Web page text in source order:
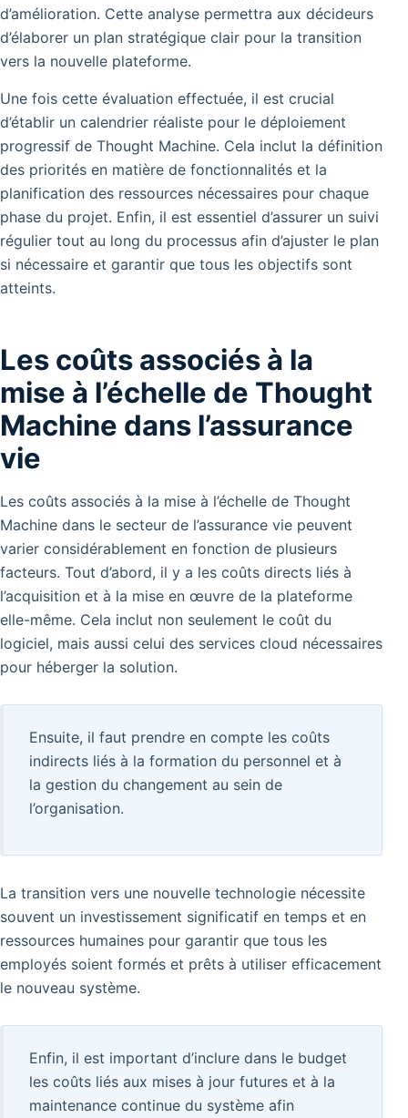
d’amélioration. Cette analyse permettra aux décideurs
d’élaborer un plan stratégique clair pour la transition
vers la nouvelle plateforme.
Une fois cette évaluation effectuée, il est crucial
d’établir un calendrier réaliste pour le déploiement
progressif de Thought Machine. Cela inclut la définition
des priorités en matière de fonctionnalités et la
planification des ressources nécessaires pour chaque
phase du projet. Enfin, il est essentiel d’assurer un suivi
régulier tout au long du processus afin d’ajuster le plan
si nécessaire et garantir que tous les objectifs sont
atteints.
Les coûts associés à la
mise à l’échelle de Thought
Machine dans l’assurance
vie
Les coûts associés à la mise à l’échelle de Thought
Machine dans le secteur de l’assurance vie peuvent
varier considérablement en fonction de plusieurs
facteurs. Tout d’abord, il y a les coûts directs liés à
l’acquisition et à la mise en œuvre de la plateforme
elle-même. Cela inclut non seulement le coût du
logiciel, mais aussi celui des services cloud nécessaires
pour héberger la solution.
Ensuite, il faut prendre en compte les coûts
indirects liés à la formation du personnel et à
la gestion du changement au sein de
l’organisation.
La transition vers une nouvelle technologie nécessite
souvent un investissement significatif en temps et en
ressources humaines pour garantir que tous les
employés soient formés et prêts à utiliser efficacement
le nouveau système.
Enfin, il est important d’inclure dans le budget
les coûts liés aux mises à jour futures et à la
maintenance continue du système afin